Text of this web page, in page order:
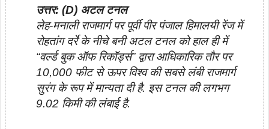
उत्तर: (D) अटल टनल
लेह-मनाली राजमार्ग पर पूर्वी पीर पंजाल हिमालयी रेंज में
रोहतांग दर्रे के नीचे बनी अटल टनल को हाल ही में
“वर्ल्ड बुक ऑफ रिकॉर्ड्स” द्वारा आधिकारिक तौर पर
10,000 फीट से ऊपर विश्व की सबसे लंबी राजमार्ग
सुरंग के रूप में मान्यता दी है. इस टनल की लगभग
9.02 किमी की लंबाई है.